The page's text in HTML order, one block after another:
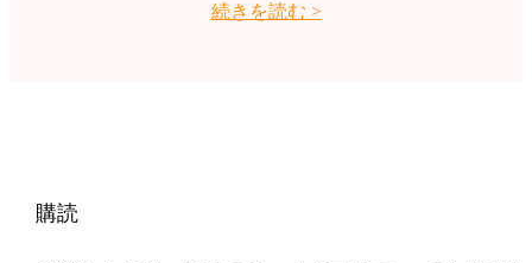
続きを読む >
購読